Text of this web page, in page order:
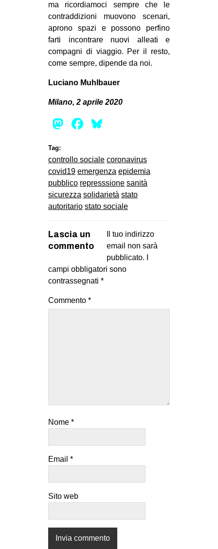
ma ricordiamoci sempre che le
contraddizioni muovono scenari,
aprono spazi e possono perfino
farti incontrare nuovi alleati e
compagni di viaggio. Per il resto,
come sempre, dipende da noi.
Luciano Muhlbauer
Milano, 2 aprile 2020
Mastodon
Facebook
Tag:
controllo sociale coronavirus
covid19 emergenza epidemia
pubblico represssione sanità
sicurezza solidarietà stato
autoritario stato sociale
Lascia un
commento
Il tuo indirizzo
email non sarà
pubblicato.
campi obbligatori sono
contrassegnati *
Commento *
Nome *
Email *
Sito web